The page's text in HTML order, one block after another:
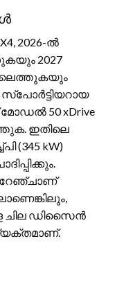
2026-ൽ
2027
50 xDrive
ഇതിലെ
(345 kW)
റേഞ്ചാണ്
ചില ഡിസൈൻ